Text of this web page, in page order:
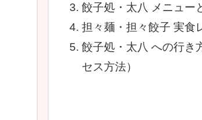
餃子処・太八 メニュー
担々麺・担々餃子 実食
餃子処・太八 への行き
セス方法）